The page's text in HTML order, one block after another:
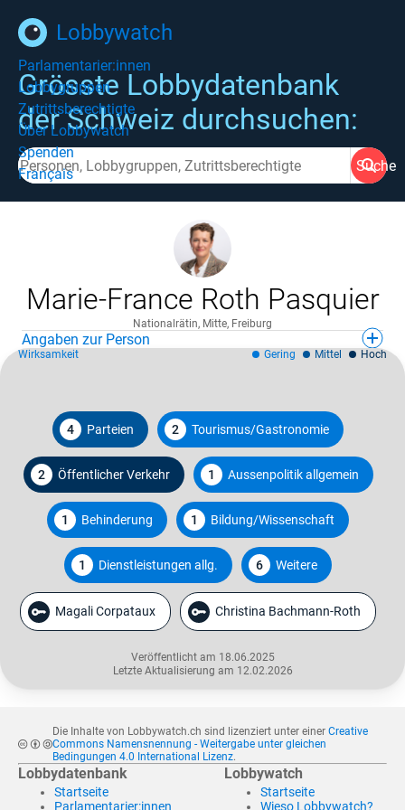
Lobbywatch
Parlamentarier:innen
Lobbygruppen
Zutrittsberechtigte
Über Lobbywatch
Spenden
Français
Grösste Lobbydatenbank
der Schweiz durchsuchen:
Suche
Marie-France Roth Pasquier
Nationalrätin, Mitte, Freiburg
Angaben zur Person
4 Parteien 2 Tourismus/Gastronomie
2 Öffentlicher Verkehr 1 Aussenpolitik allgemein
1 Behinderung 1 Bildung/Wissenschaft
1 Dienstleistungen allg. 6 Weitere
Magali Corpataux Christina Bachmann-Roth
Veröffentlicht am 18.06.2025
Letzte Aktualisierung am 12.02.2026
Wirksamkeit Gering Mittel Hoch
Die Inhalte von Lobbywatch.ch sind lizenziert unter einer Creative
Commons Namensnennung - Weitergabe unter gleichen
Bedingungen 4.0 International Lizenz.
Lobbydatenbank
Startseite
Parlamentarier:innen
Lobbywatch
Startseite
Wieso Lobbywatch?